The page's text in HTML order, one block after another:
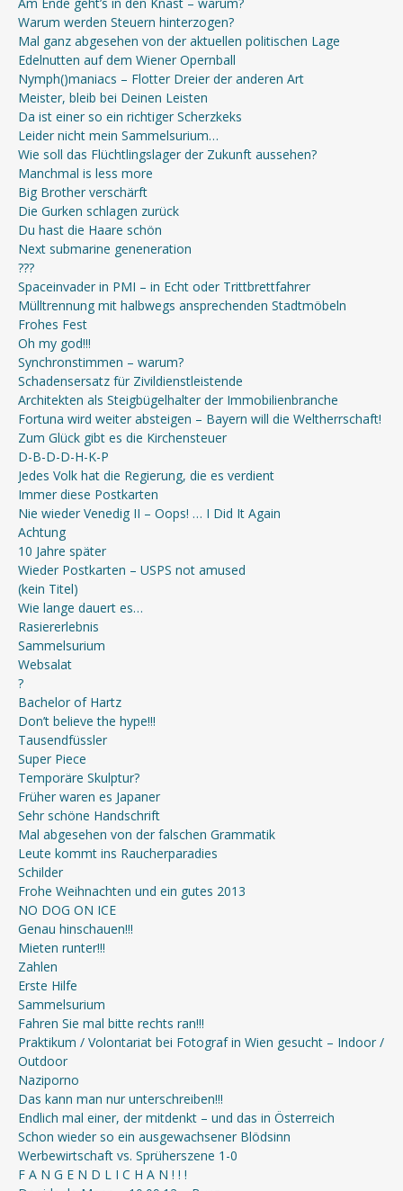
Warum werden Steuern hinterzogen?
Mal ganz abgesehen von der aktuellen politischen Lage
Edelnutten auf dem Wiener Opernball
Nymph()maniacs – Flotter Dreier der anderen Art
Meister, bleib bei Deinen Leisten
Da ist einer so ein richtiger Scherzkeks
Leider nicht mein Sammelsurium…
Wie soll das Flüchtlingslager der Zukunft aussehen?
Manchmal is less more
Big Brother verschärft
Die Gurken schlagen zurück
Du hast die Haare schön
Next submarine geneneration
???
Spaceinvader in PMI – in Echt oder Trittbrettfahrer
Mülltrennung mit halbwegs ansprechenden Stadtmöbeln
Frohes Fest
Oh my god!!!
Synchronstimmen – warum?
Schadensersatz für Zivildienstleistende
Architekten als Steigbügelhalter der Immobilienbranche
Fortuna wird weiter absteigen – Bayern will die Weltherrschaft!
Zum Glück gibt es die Kirchensteuer
D-B-D-D-H-K-P
Jedes Volk hat die Regierung, die es verdient
Immer diese Postkarten
Nie wieder Venedig II – Oops! … I Did It Again
Achtung
10 Jahre später
Wieder Postkarten – USPS not amused
(kein Titel)
Wie lange dauert es…
Rasiererlebnis
Sammelsurium
Websalat
?
Bachelor of Hartz
Don’t believe the hype!!!
Tausendfüssler
Super Piece
Temporäre Skulptur?
Früher waren es Japaner
Sehr schöne Handschrift
Mal abgesehen von der falschen Grammatik
Leute kommt ins Raucherparadies
Schilder
Frohe Weihnachten und ein gutes 2013
NO DOG ON ICE
Genau hinschauen!!!
Mieten runter!!!
Zahlen
Erste Hilfe
Sammelsurium
Fahren Sie mal bitte rechts ran!!!
Praktikum / Volontariat bei Fotograf in Wien gesucht – Indoor /
Outdoor
Naziporno
Das kann man nur unterschreiben!!!
Endlich mal einer, der mitdenkt – und das in Österreich
Schon wieder so ein ausgewachsener Blödsinn
Werbewirtschaft vs. Sprüherszene 1-0
F A N G E N D L I C H A N ! ! !